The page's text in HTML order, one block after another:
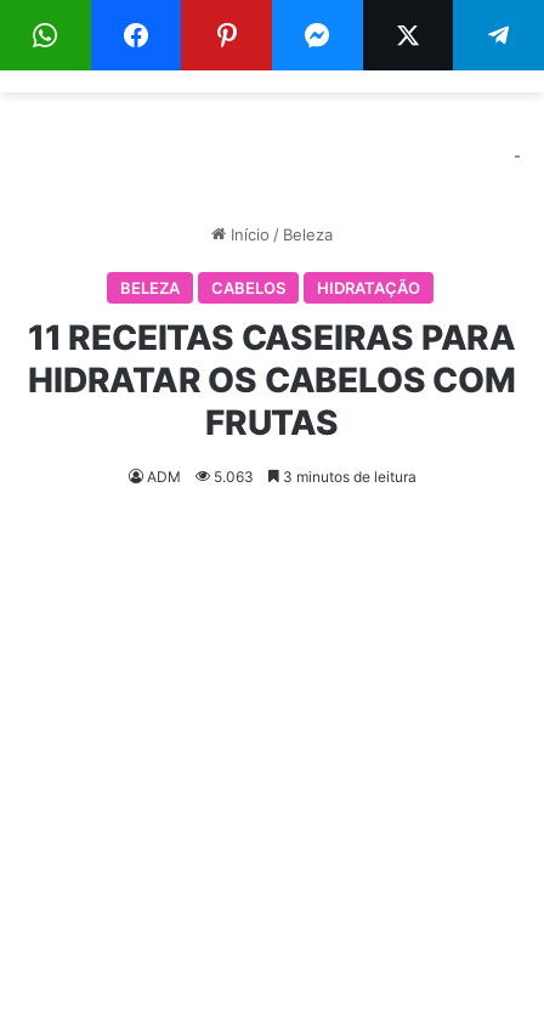
Menu
-
Início / Beleza
BELEZA CABELOS HIDRATAÇÃO
11 RECEITAS CASEIRAS PARA
HIDRATAR OS CABELOS COM
FRUTAS
ADM 5.063 3 minutos de leitura